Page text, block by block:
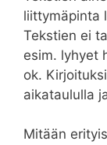
liittymäpinta
Tekstien ei
esim. lyhyet
ok.
aikataululla
Mitään